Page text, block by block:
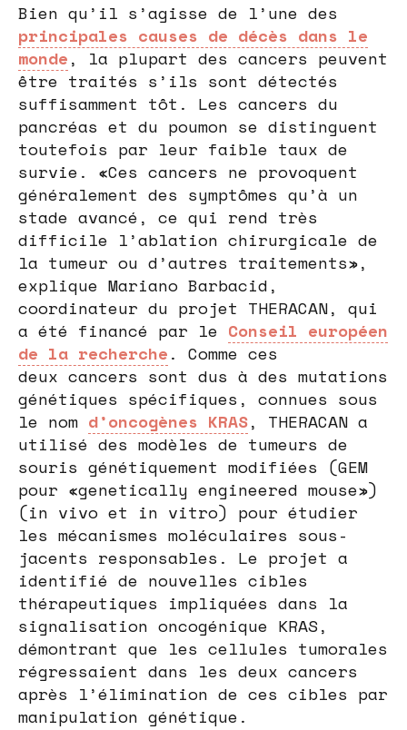
Bien qu’il s’agisse de l’une des
principales causes de décès dans le
monde, la plupart des cancers peuvent
être traités s’ils sont détectés
suffisamment tôt. Les cancers du
pancréas et du poumon se distinguent
toutefois par leur faible taux de
survie. «Ces cancers ne provoquent
généralement des symptômes qu’à un
stade avancé, ce qui rend très
difficile l’ablation chirurgicale de
la tumeur ou d’autres traitements»,
explique Mariano Barbacid,
coordinateur du projet THERACAN, qui
a été financé par le Conseil européen
de la recherche. Comme ces
deux cancers sont dus à des mutations
génétiques spécifiques, connues sous
le nom d’oncogènes KRAS, THERACAN a
utilisé des modèles de tumeurs de
souris génétiquement modifiées (GEM
pour «genetically engineered mouse»)
(in vivo et in vitro) pour étudier
les mécanismes moléculaires sous-
jacents responsables. Le projet a
identifié de nouvelles cibles
thérapeutiques impliquées dans la
signalisation oncogénique KRAS,
démontrant que les cellules tumorales
régressaient dans les deux cancers
après l’élimination de ces cibles par
manipulation génétique.